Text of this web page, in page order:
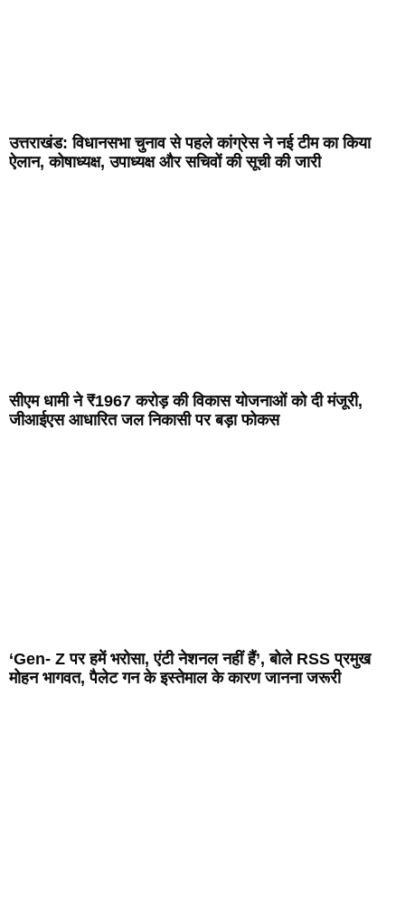
उत्तराखंड: विधानसभा चुनाव से पहले कांग्रेस ने नई टीम का किया
ऐलान, कोषाध्यक्ष, उपाध्यक्ष और सचिवों की सूची की जारी
सीएम धामी ने ₹1967 करोड़ की विकास योजनाओं को दी मंजूरी,
जीआईएस आधारित जल निकासी पर बड़ा फोकस
‘Gen- Z पर हमें भरोसा, एंटी नेशनल नहीं हैं’, बोले RSS प्रमुख
मोहन भागवत, पैलेट गन के इस्तेमाल के कारण जानना जरूरी